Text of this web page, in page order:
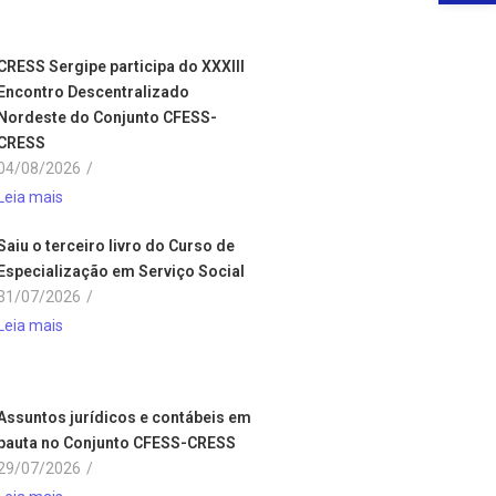
Sergipe participa do XXXIII
Descentralizado
do Conjunto CFESS-
08/2026 /
mais
o terceiro livro do Curso de
em Serviço Social
07/2026 /
mais
jurídicos e contábeis em
no Conjunto CFESS-CRESS
07/2026 /